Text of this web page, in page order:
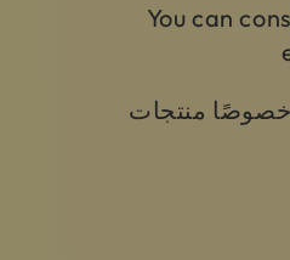
You can
منتجات